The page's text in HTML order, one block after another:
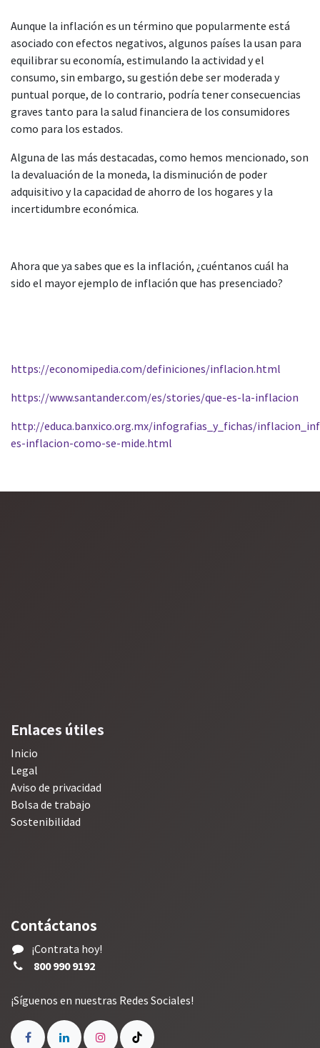
Aunque la inflación es un término que popularmente está
asociado con efectos negativos, algunos países la usan para
equilibrar su economía, estimulando la actividad y el
consumo, sin embargo, su gestión debe ser moderada y
puntual porque, de lo contrario, podría tener consecuencias
graves tanto para la salud financiera de los consumidores
como para los estados.
Alguna de las más destacadas, como hemos mencionado, son
la devaluación de la moneda, la disminución de poder
adquisitivo y la capacidad de ahorro de los hogares y la
incertidumbre económica.
Ahora que ya sabes que es la inflación, ¿cuéntanos cuál ha
sido el mayor ejemplo de inflación que has presenciado?
https://economipedia.com/definiciones/inflacion.html
https://www.santander.com/es/stories/que-es-la-inflacion
http://educa.banxico.org.mx/infografias_y_fichas/
es-inflacion-como-se-mide.html
Enlaces útiles
Inicio
Legal
Aviso de privacidad
Bolsa de trabajo
Sostenibilidad
Contáctanos
¡Contrata hoy!
800990 9192
¡Síguenos en nuestras Redes Sociales!